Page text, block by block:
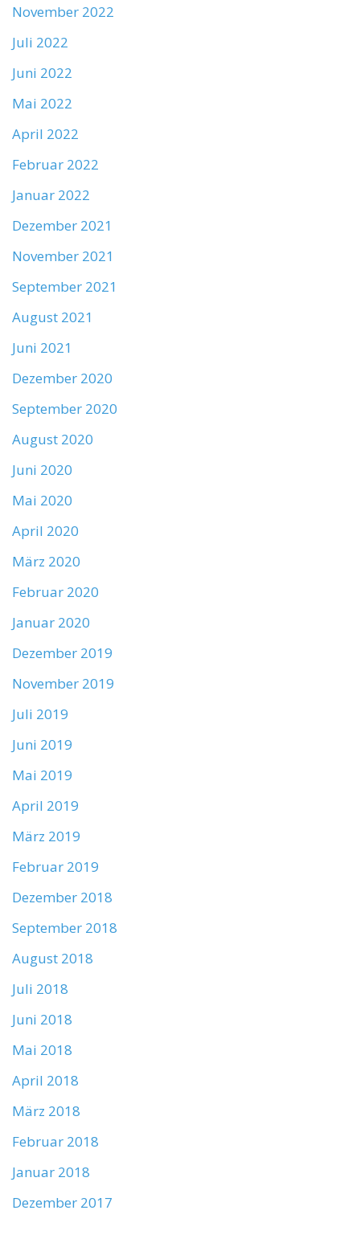
November 2022
Juli 2022
Juni 2022
Mai 2022
April 2022
Februar 2022
Januar 2022
Dezember 2021
November 2021
September 2021
August 2021
Juni 2021
Dezember 2020
September 2020
August 2020
Juni 2020
Mai 2020
April 2020
März 2020
Februar 2020
Januar 2020
Dezember 2019
November 2019
Juli 2019
Juni 2019
Mai 2019
April 2019
März 2019
Februar 2019
Dezember 2018
September 2018
August 2018
Juli 2018
Juni 2018
Mai 2018
April 2018
März 2018
Februar 2018
Januar 2018
Dezember 2017